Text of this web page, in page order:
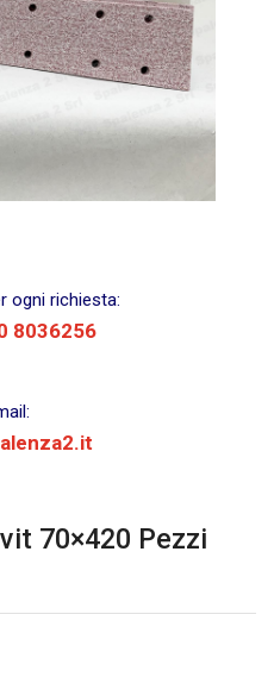
ogni richiesta:
8036256
70×420 Pezzi